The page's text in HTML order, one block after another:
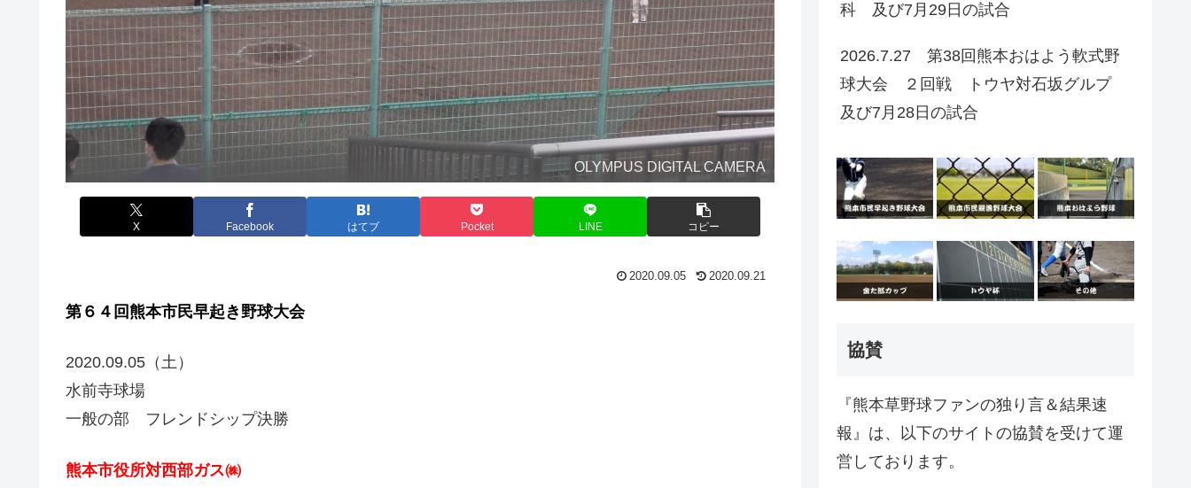
OLYMPUS DIGITAL CAMERA
X Facebook はてブ Pocket LINE コピー
2020.09.05 2020.09.21
第６４回熊本市民早起き野球大会
2020.09.05（土）
水前寺球場
一般の部 フレンドシップ決勝
熊本市役所対西部ガス㈱
科 及び7月29日の試合
2026.7.27 第38回熊本おはよう軟式野
球大会 ２回戦 トウヤ対石坂グルプ
及び7月28日の試合
協賛
『熊本草野球ファンの独り言＆結果速
報』は、以下のサイトの協賛を受けて運
営しております。